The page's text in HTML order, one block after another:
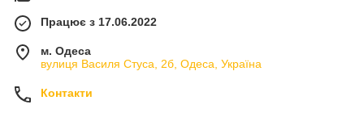
Працює з 17.06.2022
м. Одеса
вулиця Василя Стуса, 2б, Одеса, Україна
Контакти